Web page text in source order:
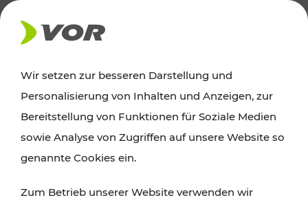
AKTUELLES
Ausflugstipps
Wien, Niederösterreich und das Burgenland
Wanderungen, Kultur und Gastronomie,
Wir setzen zur besseren Darstellung und
Personalisierung von Inhalten und Anzeigen, zur
Bereitstellung von Funktionen für Soziale Medien
sowie Analyse von Zugriffen auf unsere Website so
genannte Cookies ein.
Zum Betrieb unserer Website verwenden wir